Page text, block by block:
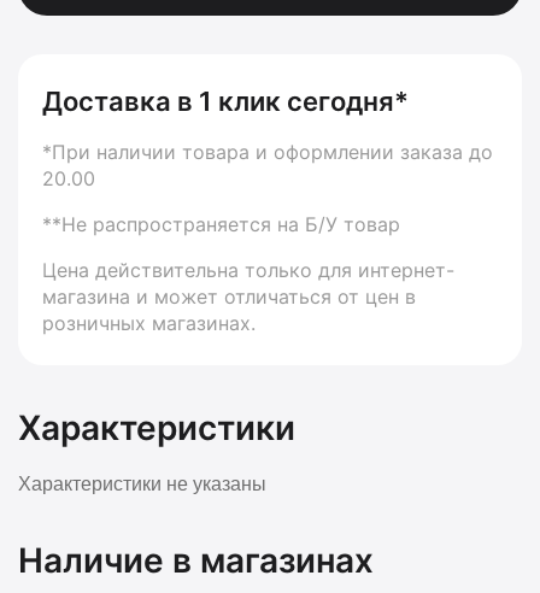
Доставка в 1 клик сегодня*
*При наличии товара и оформлении заказа до
20.00
**Не распространяется на Б/У товар
Цена действительна только для интернет-
магазина и может отличаться от цен в
розничных магазинах.
Характеристики
Характеристики не указаны
Наличие в магазинах